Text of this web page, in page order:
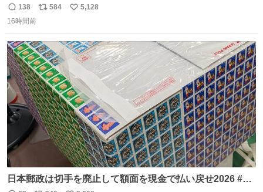
けは娘の波長を感じ取れるから声出せずともSOSが伝わっ
たらしい。 急いで旦那が救出して、泣きじゃくる娘に自分
3回ほど。 小さい手だけど、地味に痛い。 その後、娘は旦
那に泣きついてた。
返
信
138
リ
ト
数
584
い
数
5,128
16時間前
日本郵政は切手を廃止して額面を現金で払い戻せ2026 #日